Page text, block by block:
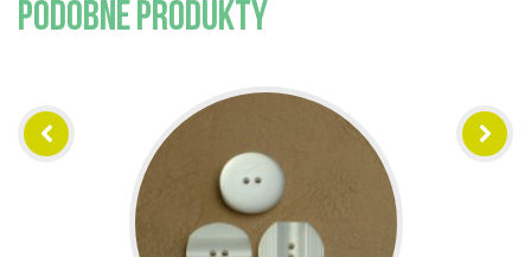
PODOBNÉ PRODUKTY